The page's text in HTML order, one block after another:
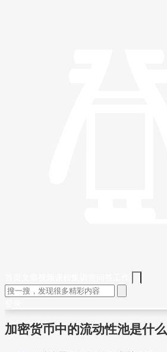
加密货币中的流动性池是什